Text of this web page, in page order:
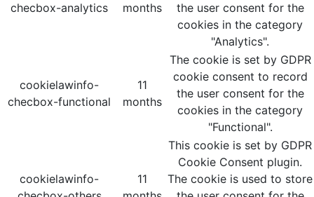
checbox-analytics
months
the user consent for the
cookies in the category
"Analytics".
cookielawinfo-
checbox-functional
11
months
The cookie is set by GDPR
cookie consent to record
the user consent for the
cookies in the category
"Functional".
cookielawinfo-
11
This cookie is set by GDPR
Cookie Consent plugin.
The cookie is used to store